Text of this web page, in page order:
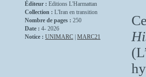
Éditeur : Editions L'Harmattan
Collection : L'Iran en transition
Nombre de pages : 250
Date : 4- 2026
Notice : UNIMARC MARC21